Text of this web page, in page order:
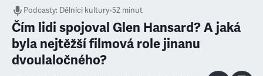
Podcasty: Dělníci kultury•52 minut
Čím lidi spojoval Glen Hansard? A jaká
byla nejtěžší filmová role jinanu
dvoulaločného?